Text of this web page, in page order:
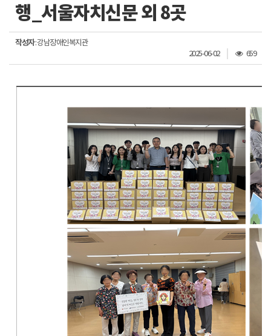
행_서울자치신문 외 8곳
작성자: 강남장애인복지관
2025-06-02
조
회
659